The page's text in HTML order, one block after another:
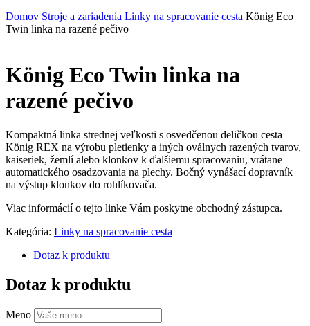
Domov Stroje a zariadenia Linky na spracovanie cesta König Eco
Twin linka na razené pečivo
König Eco Twin linka na
razené pečivo
Kompaktná linka strednej veľkosti s osvedčenou deličkou cesta
König REX na výrobu pletienky a iných oválnych razených tvarov,
kaiseriek, žemlí alebo klonkov k ďalšiemu spracovaniu, vrátane
automatického osadzovania na plechy. Bočný vynášací dopravník
na výstup klonkov do rohlíkovača.
Viac informácií o tejto linke Vám poskytne obchodný zástupca.
Kategória: Linky na spracovanie cesta
Dotaz k produktu
Dotaz k produktu
Meno